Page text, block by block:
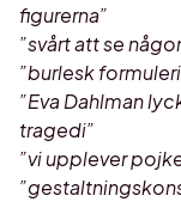
figurerna”
”svårt att se
”burlesk
”Eva Dahlman
tragedi”
”vi upplever